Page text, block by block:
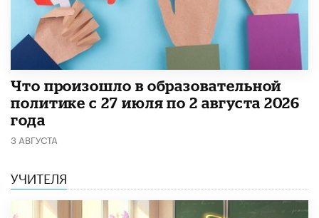
​Что произошло в образовательной
политике с 27 июля по 2 августа 2026
года
3 АВГУСТА
УЧИТЕЛЯ